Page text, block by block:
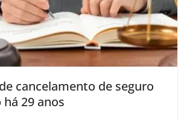
cancelamento de seguro
29 anos